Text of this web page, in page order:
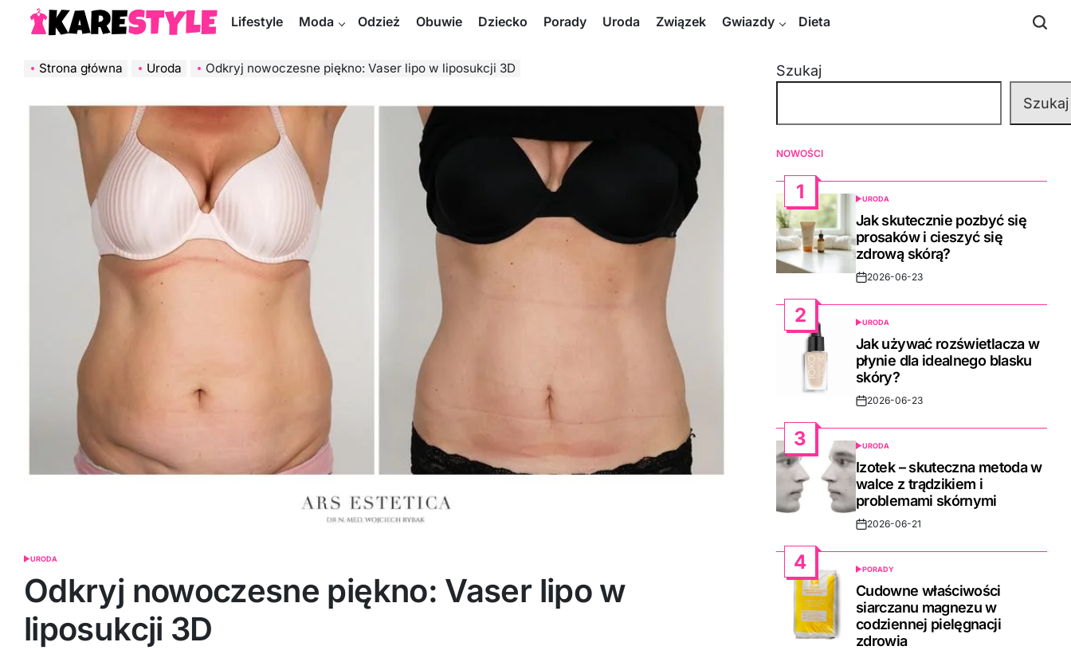
KareStyle.pl
Lifestyle Moda Odzież Obuwie Dziecko Porady Uroda Związek Gwiazdy Dieta
Strona główna Uroda Odkryj nowoczesne piękno: Vaser lipo w liposukcji 3D
POSTED
URODA
Odkryj nowoczesne piękno: Vaser lipo w
liposukcji 3D
Szukaj
Szukaj
NOWOŚCI
1
POSTED
IN
URODA
Jak skutecznie pozbyć się
prosaków i cieszyć się
zdrową skórą?
Post2026-06-23
2
POSTED
IN
URODA
Jak używać rozświetlacza w
płynie dla idealnego blasku
skóry?
Post2026-06-23
3
POSTED
IN
URODA
Izotek – skuteczna metoda w
walce z trądzikiem i
problemami skórnymi
Post2026-06-21
4
POSTED
IN
PORADY
Cudowne właściwości
siarczanu magnezu w
codziennej pielęgnacji
zdrowia